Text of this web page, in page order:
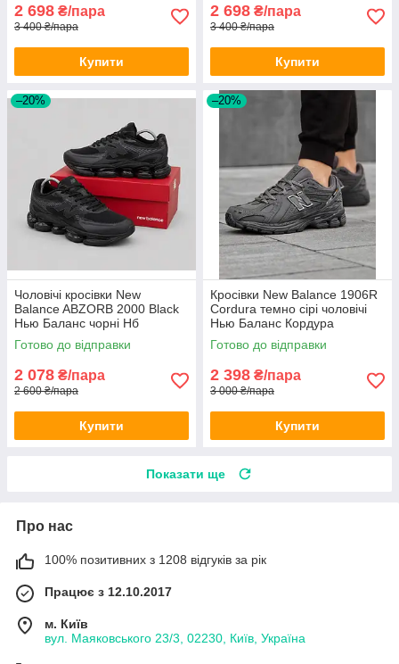
2 698 ₴/пара
3 400 ₴/пара
Купити
2 698 ₴/пара
3 400 ₴/пара
Купити
–20%
Чоловічі кросівки New
Balance ABZORB 2000 Black
Нью Баланс чорні Нб
текстиль демісезон
Готово до відправки
2 078 ₴/пара
2 600 ₴/пара
Купити
–20%
Кросівки New Balance 1906R
Cordura темно сірі чоловічі
Нью Баланс Кордура
водостійкі
Готово до відправки
2 398 ₴/пара
3 000 ₴/пара
Купити
Показати ще
Про нас
100% позитивних з 1208 відгуків за рік
Працює з 12.10.2017
м. Київ
вул. Маяковського 23/3, 02230, Київ, Україна